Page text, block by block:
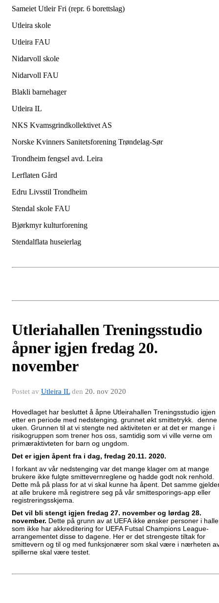
Sameiet Utleir Fri (repr. 6 borettslag)
Utleira skole
Utleira FAU
Nidarvoll skole
Nidarvoll FAU
Blakli barnehager
Utleira IL
NKS Kvamsgrindkollektivet AS
Norske Kvinners Sanitetsforening Trøndelag-Sør
Trondheim fengsel avd. Leira
Lerflaten Gård
Edru Livsstil Trondheim
Stendal skole FAU
Bjørkmyr kulturforening
Stendalflata huseierlag
Utleriahallen Treningsstudio
åpner igjen fredag 20.
november
Postet av Utleira ILden 20. nov 2020
Hovedlaget har besluttet å åpne Utleirahallen Treningsstudio igjen
etter en periode med nedstenging. grunnet økt smittetrykk. denne
uken. Grunnen til at vi stengte ned aktiviteten er at det er mange i
risikogruppen som trener hos oss, samtidig som vi ville verne om
primæraktivteten for barn og ungdom.
Det er igjen åpent fra i dag, fredag 20.11. 2020.
I forkant av vår nedstenging var det mange klager om at mange
brukere ikke fulgte smittevernreglene og hadde godt nok renhold.
Dette må på plass for at vi skal kunne ha åpent. Det samme
at alle brukere må registrere seg på vår smittesporings-app eller
registreringsskjema.
Det vil bli stengt igjen fredag 27. november og lørdag 28.
november. Dette på grunn av at UEFA ikke ønsker personer i
som ikke har akkreditering for UEFA Futsal Champions League-
arrangementet disse to dagene. Her er det strengeste tiltak for
smittevern og til og med funksjonærer som skal være i nærheten
spillerne skal være testet.